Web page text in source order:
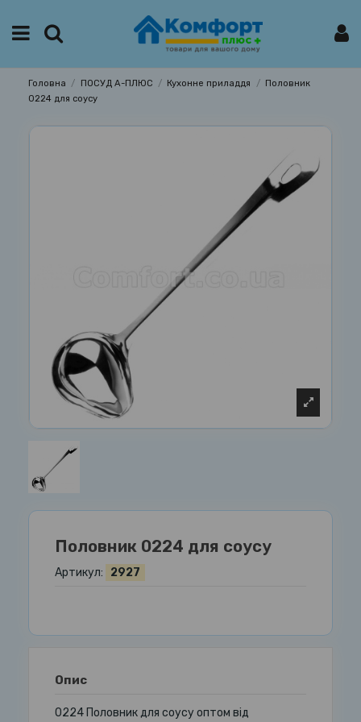
Головна ПОСУД А-ПЛЮС Кухонне приладдя
Половник
0224 для соусу
Половник 0224 для соусу
Артикул: 2927
Опис
0224 Половник для соусу оптом від